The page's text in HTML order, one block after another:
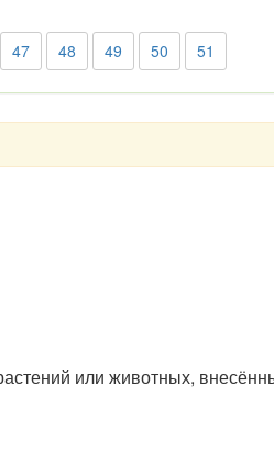
47 48 49 50 51
или животных,